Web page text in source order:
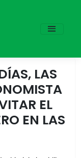
LAS
EL
EN LAS